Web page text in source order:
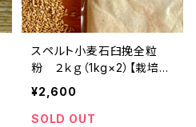
スペルト小麦石臼挽全粒
粉 ２ｋｇ（1kg×2）【栽培期
間中 農薬・化学肥料・不
使用】※レターパックプラス
配送
¥2,600
SOLD OUT